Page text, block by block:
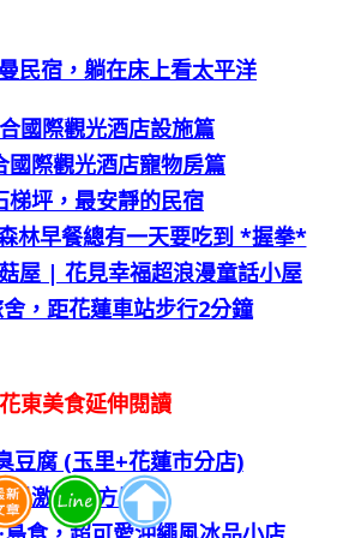
民宿，躺在床上看太平洋
國際觀光酒店設施篇
國際觀光酒店寵物房篇
梯坪，最安靜的民宿
林早餐總有一天要吃到 *握拳*
屋 | 花見幸福超浪漫童話小屋
，距花蓮車站步行2分鐘
東美食延伸閱讀
豆腐 (玉里+花蓮市分店)
里激推北方早點